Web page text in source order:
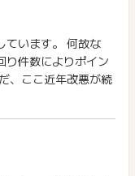
ています。 何故な
り件数によりポイン
、ここ近年改悪が続